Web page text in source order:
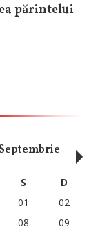
părintelui
Septembrie
S
D
01
02
08
09